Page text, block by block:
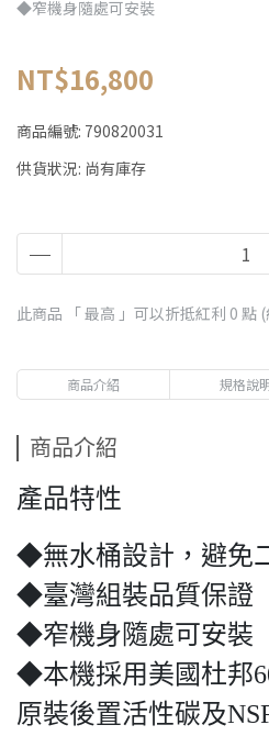
◆窄機身隨處可安裝
NT$16,800
商品編號: 790820031
供貨狀況: 尚有庫存
此商品 「 最高 」可以折抵紅利 0 點
商品介紹 規格說
商品介紹
產品特性
◆無水桶設計，避免
◆臺灣組裝品質保證
◆窄機身隨處可安裝
◆本機採用美國杜邦
原裝後置活性碳及